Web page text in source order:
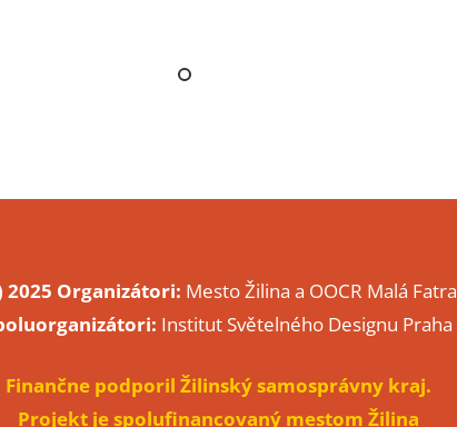
2025 Organizátori: Mesto Žilina a OOCR Malá Fatra
Institut Světelného Designu Praha
Finančne podporil Žilinský samosprávny kraj.
Projekt je spolufinancovaný mestom Žilina